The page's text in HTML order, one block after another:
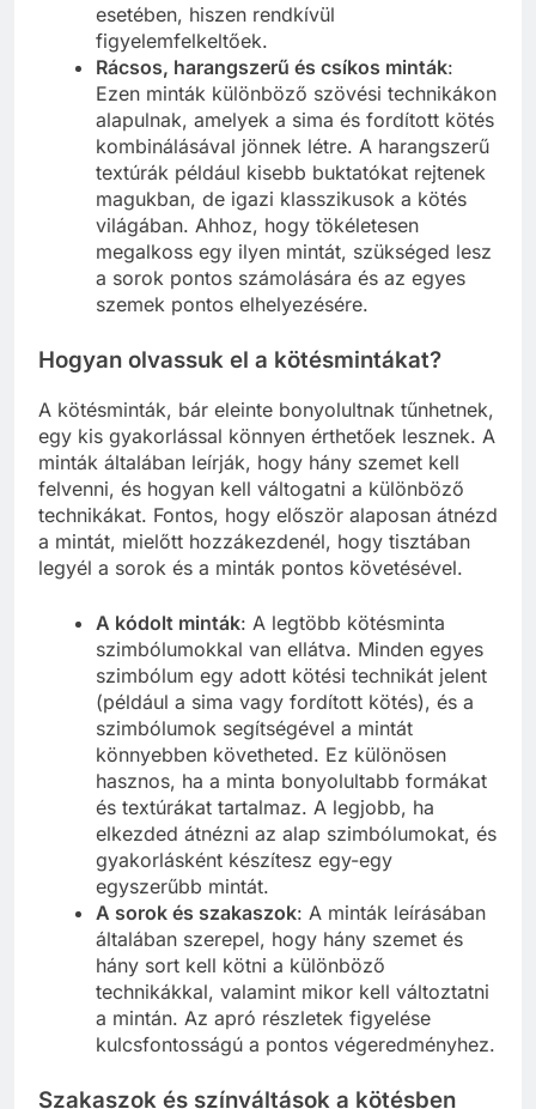
esetében, hiszen rendkívül
figyelemfelkeltőek.
Rácsos, harangszerű és csíkos minták:
Ezen minták különböző szövési technikákon
alapulnak, amelyek a sima és fordított kötés
kombinálásával jönnek létre. A harangszerű
textúrák például kisebb buktatókat rejtenek
magukban, de igazi klasszikusok a kötés
világában. Ahhoz, hogy tökéletesen
megalkoss egy ilyen mintát, szükséged lesz
a sorok pontos számolására és az egyes
szemek pontos elhelyezésére.
Hogyan olvassuk el a kötésmintákat?
A kötésminták, bár eleinte bonyolultnak tűnhetnek,
egy kis gyakorlással könnyen érthetőek lesznek. A
minták általában leírják, hogy hány szemet kell
felvenni, és hogyan kell váltogatni a különböző
technikákat. Fontos, hogy először alaposan átnézd
a mintát, mielőtt hozzákezdenél, hogy tisztában
legyél a sorok és a minták pontos követésével.
A kódolt minták: A legtöbb kötésminta
szimbólumokkal van ellátva. Minden egyes
szimbólum egy adott kötési technikát jelent
(például a sima vagy fordított kötés), és a
szimbólumok segítségével a mintát
könnyebben követheted. Ez különösen
hasznos, ha a minta bonyolultabb formákat
és textúrákat tartalmaz. A legjobb, ha
elkezded átnézni az alap szimbólumokat, és
gyakorlásként készítesz egy-egy
egyszerűbb mintát.
A sorok és szakaszok: A minták leírásában
általában szerepel, hogy hány szemet és
hány sort kell kötni a különböző
technikákkal, valamint mikor kell változtatni
a mintán. Az apró részletek figyelése
kulcsfontosságú a pontos végeredményhez.
Szakaszok és színváltások a kötésben